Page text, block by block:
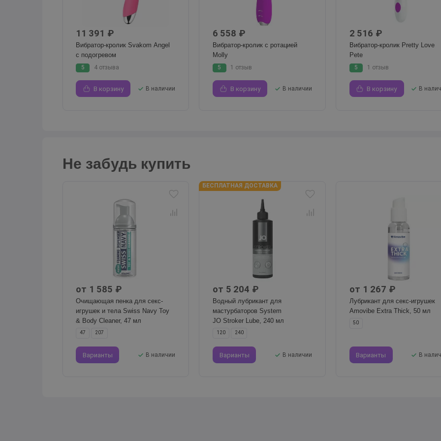
11 391 ₽
Вибратор-кролик Svakom Angel
с подогревом
5 4 отзыва
В корзину В наличии
6 558 ₽
Вибратор-кролик с ротацией
Molly
5 1 отзыв
В корзину В наличии
2 516 ₽
Вибратор-кролик Pretty Love
Pete
5 1 отзыв
В корзину В
Не забудь купить
от 1 585 ₽
Очищающая пенка для секс-
игрушек и тела Swiss Navy Toy
& Body Cleaner, 47 мл
47 207
Варианты В наличии
БЕСПЛАТНАЯ ДОСТАВКА
от 5 204 ₽
Водный лубрикант для
мастурбаторов System
JO Stroker Lube, 240 мл
120 240
Варианты В наличии
от 1 267 ₽
Лубрикант для секс-игрушек
Amovibe Extra Thick, 50 мл
50
Варианты В